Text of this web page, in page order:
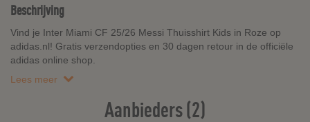
Beschrijving
Vind je Inter Miami CF 25/26 Messi Thuisshirt Kids in Roze op
adidas.nl! Gratis verzendopties en 30 dagen retour in de officiële
adidas online shop.
Lees meer
Aanbieders (2)